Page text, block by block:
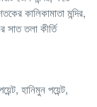
কালিকামাতা মন্দির,
তলা কীর্তি
হানিমুন পয়েন্ট,